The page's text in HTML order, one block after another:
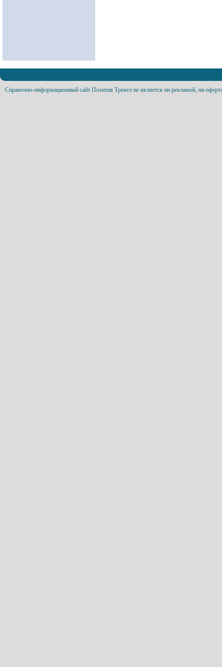
Справочно-информационный сайт Позитив Тревел не является ни рекламой, ни